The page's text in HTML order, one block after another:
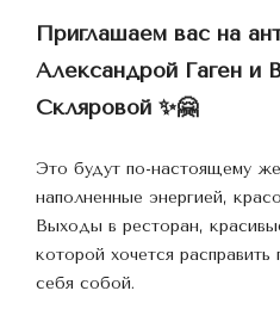
Приглашаем вас на
Александрой Гаген и
Скляровой ✨🤗
Это будут по-настоящему
наполненные энергией,
Выходы в ресторан,
которой хочется расправить
себя собой.